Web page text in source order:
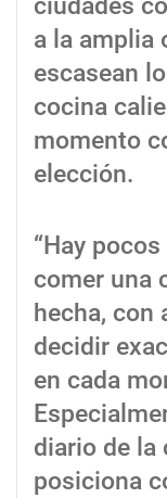
ciudades
a la amplia
escasean
cocina
momento
elección.
“Hay
comer una
hecha, con
decidir
en cada
diario de la
posiciona